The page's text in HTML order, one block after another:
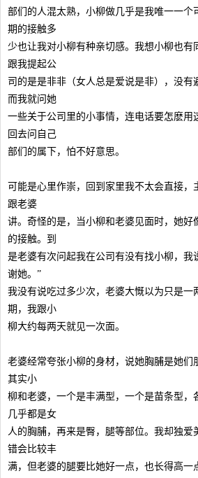
部们的人混太熟，小柳做几乎是我唯一一个
期的接触多
少也让我对小柳有种亲切感。我想小柳也有
跟我提起公
司的是是非非（女人总是爱说是非），没有
而我就问她
一些关于公司里的小事情，连电话要怎麽用
回去问自己
部们的属下，怕不好意思。
可能是心里作崇，回到家里我不太会直接，
跟老婆
讲。奇怪的是，当小柳和老婆见面时，她好
的接触。到
是老婆有次问起我在公司有没有找小柳，
谢她。”
我没有说吃过多少次，老婆大慨以为只是一
期，我跟小
柳大约每两天就见一次面。
老婆经常夸张小柳的身材，说她胸脯是她们
其实小
柳和老婆，一个是丰满型，一个是苗条型，
几乎都是女
人的胸脯，再来是臀，腿等部位。我却独爱
错会比较丰
满，但老婆的腿要比她好一点，也长得高一